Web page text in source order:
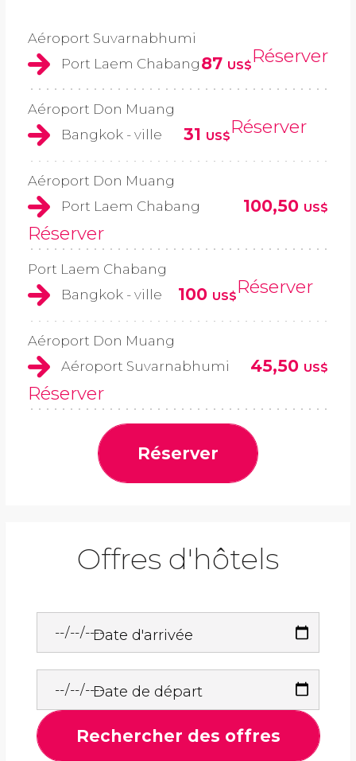
Aéroport Suvarnabhumi
Port Laem Chabang 87 US$Réserver
Aéroport Don Muang
Bangkok - ville
31 US$Réserver
Aéroport Don Muang
Port Laem Chabang
100,50 US$
Réserver
Port Laem Chabang
Bangkok - ville
100 US$Réserver
Aéroport Don Muang
Aéroport Suvarnabhumi
45,50 US$
Réserver
Réserver
Offres d'hôtels
Date d'arrivée
Date de départ
Rechercher des offres